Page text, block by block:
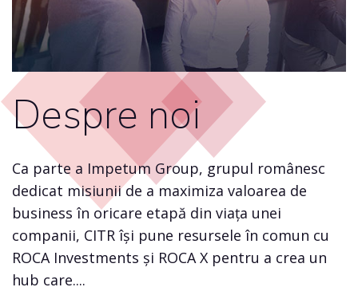
Despre noi
Ca parte a Impetum Group, grupul românesc
dedicat misiunii de a maximiza valoarea de
business în oricare etapă din viața unei
companii, CITR își pune resursele în comun cu
ROCA Investments și ROCA X pentru a crea un
hub care....